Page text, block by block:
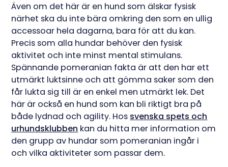
Även om det här är en hund som älskar fysisk
närhet ska du inte bära omkring den som en ullig
accessoar hela dagarna, bara för att du kan.
Precis som alla hundar behöver den fysisk
aktivitet och inte minst mental stimulans.
Spännande pomeranian fakta är att den har ett
utmärkt luktsinne och att gömma saker som den
får lukta sig till är en enkel men utmärkt lek. Det
här är också en hund som kan bli riktigt bra på
både lydnad och agility. Hos svenska spets och
urhundsklubben kan du hitta mer information om
den grupp av hundar som pomeranian ingår i
och vilka aktiviteter som passar dem.